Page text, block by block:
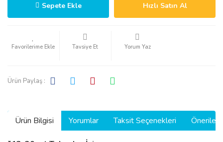
Sepete Ekle Hızlı Satın Al
Tavsiye Et Yorum Yaz
Ürün Paylaş :
Ürün Bilgisi Yorumlar Taksit Seçenekleri